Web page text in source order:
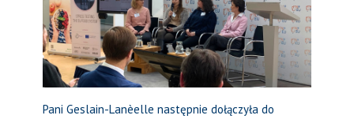
Pani Geslain-Lanèelle następnie dołączyła do